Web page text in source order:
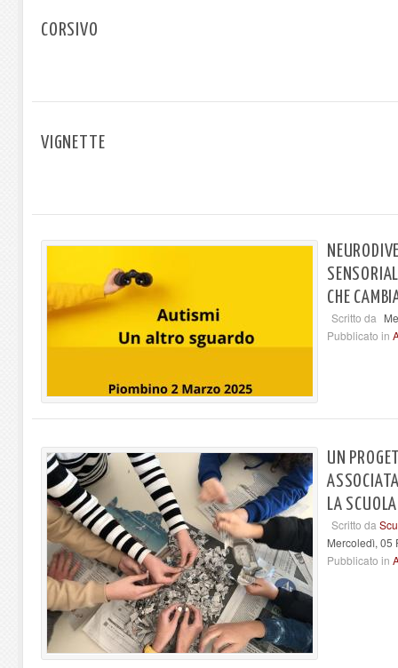
CORSIVO
VIGNETTE
CHE
Scritto da
Pubblicato in
UN
LA
Scritto da
Mercoledì, 05
Pubblicato in